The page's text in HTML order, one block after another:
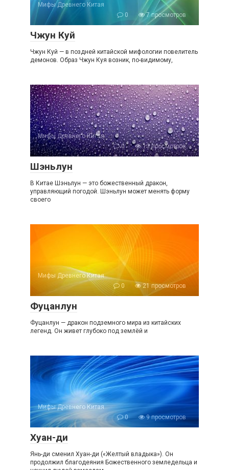
Мифы Древнего Китая
0
7 просмотров
Чжун Куй
Чжун Куй — в поздней китайской мифологии повелитель
демонов. Образ Чжун Куя возник, по-видимому,
Мифы Древнего Китая
0
13 просмотров
Шэньлун
В Китае Шэньлун — это божественный дракон,
управляющий погодой. Шэньлун может менять форму
своего
Мифы Древнего Китая
0
21 просмотров
Фуцанлун
Фуцанлун — дракон подземного мира из китайских
легенд. Он живет глубоко под землёй и
Мифы Древнего Китая
0
9 просмотров
Хуан-ди
Янь-ди сменил Хуан-ди («Желтый владыка»). Он
продолжил благодеяния Божественного земледельца и